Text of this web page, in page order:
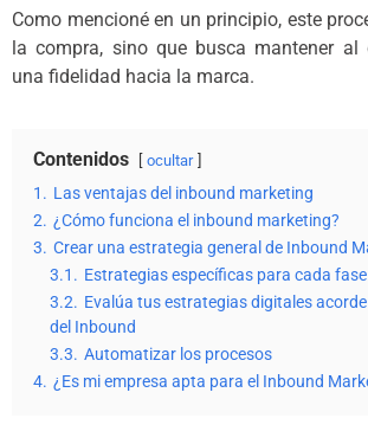
Como mencioné en un principio, este
la compra, sino que busca mantener al
una fidelidad hacia la marca.
Contenidos ocultar
1. Las ventajas del inbound marketing
2. ¿Cómo funciona el inbound marketing?
3. Crear una estrategia general de Inbound
3.1. Estrategias específicas para cada
3.2. Evalúa tus estrategias digitales
del Inbound
3.3. Automatizar los procesos
4. ¿Es mi empresa apta para el Inbound